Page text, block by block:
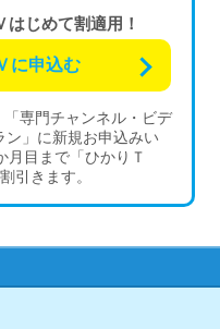
じめて割適用！
に申込む
専門チャンネル・ビデ
ン」に新規お申込みい
月目まで「ひかりＴ
引きます。